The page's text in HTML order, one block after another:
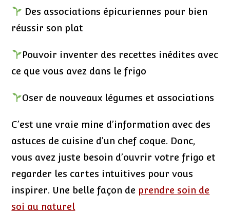
Des associations épicuriennes pour bien
réussir son plat
Pouvoir inventer des recettes inédites avec
ce que vous avez dans le frigo
Oser de nouveaux légumes et associations
C’est une vraie mine d’information avec des
astuces de cuisine d’un chef coque. Donc,
vous avez juste besoin d’ouvrir votre frigo et
regarder les cartes intuitives pour vous
inspirer. Une belle façon de prendre soin de
soi au naturel